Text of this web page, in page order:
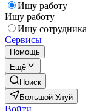
Ищу работу
Ищу работу
Ищу сотрудника
Сервисы
Помощь
Ещё
Поиск
Большой Улуй
Войти